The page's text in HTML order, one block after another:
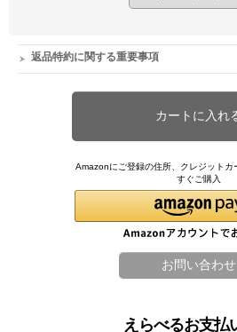
返品特約に関する重要事項
Amazonにご登録の住所、クレジットカ
すぐご購入
えらべるお支払